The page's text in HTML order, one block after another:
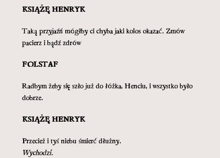
KSIĄŻĘ HENRYK
Taką przyjaźń mógłby ci chyba jaki kolos okazać. Zmów
pacierz i bądź zdrów
FOLSTAF
Radbym żeby się szło już do łóżka, Henciu, i wszystko było
dobrze.
KSIĄŻĘ HENRYK
Przecież i tyś niebu śmierć dłużny.
Wychodzi.